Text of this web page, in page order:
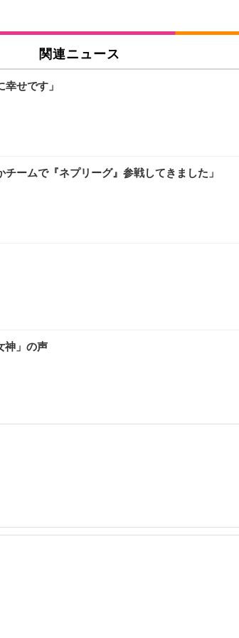
関連ニュース
せです」
ームで『ネプリーグ』参戦してきました」
神」の声